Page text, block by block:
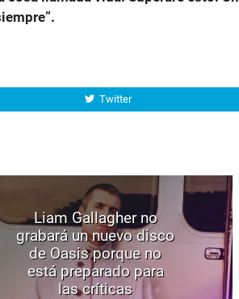
Twitter
Liam Gallagher no
grabará un nuevo disco
de Oasis porque no
está preparado para
las críticas